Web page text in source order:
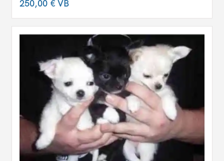
250,00 €VB